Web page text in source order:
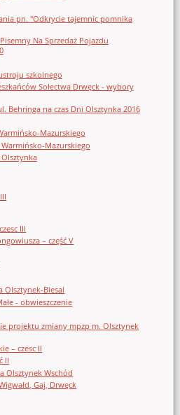
pn. "Odkrycie tajemnic pomnika
Na Sprzedaż Pojazdu
szkolnego
Sołectwa Drwęck - wybory
Behringa na czas Dni Olsztynka 2016
Mazurskiego
Mazurskiego
III
– część V
Olsztynek-Biesal
- obwieszczenie
projektu zmiany mpzp m. Olsztynek
– czesc II
II
Olsztynek Wschód
Gaj, Drwęck